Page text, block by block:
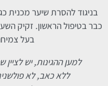
בניגוד להסרת שיער מכנית
כבר בטיפול הראשון. זקיק
בעל
למען ההגינות, יש
ללא כאב, לא